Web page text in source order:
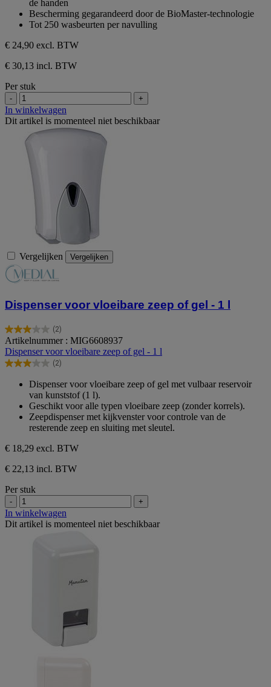
beoordeling
de handen
Bescherming gegarandeerd door de BioMaster-technologie
Tot 250 wasbeurten per navulling
€ 24,90 excl. BTW
€ 30,13 incl. BTW
Per stuk
- +
In winkelwagen
Dit artikel is momenteel niet beschikbaar
Vergelijken Vergelijken
Dispenser voor vloeibare zeep of gel - 1 l
(2)
3.0
van
de
5
beoordelingen
Artikelnummer : MIG6608937
Dispenser voor vloeibare zeep of gel - 1 l
(2)
3.0
sterren.
beoordelingen
Dispenser voor vloeibare zeep of gel met vulbaar reservoir
van kunststof (1 l).
Geschikt voor alle typen vloeibare zeep (zonder korrels).
Zeepdispenser met kijkvenster voor controle van de
resterende zeep en sluiting met sleutel.
€ 18,29 excl. BTW
€ 22,13 incl. BTW
Per stuk
- +
In winkelwagen
Dit artikel is momenteel niet beschikbaar